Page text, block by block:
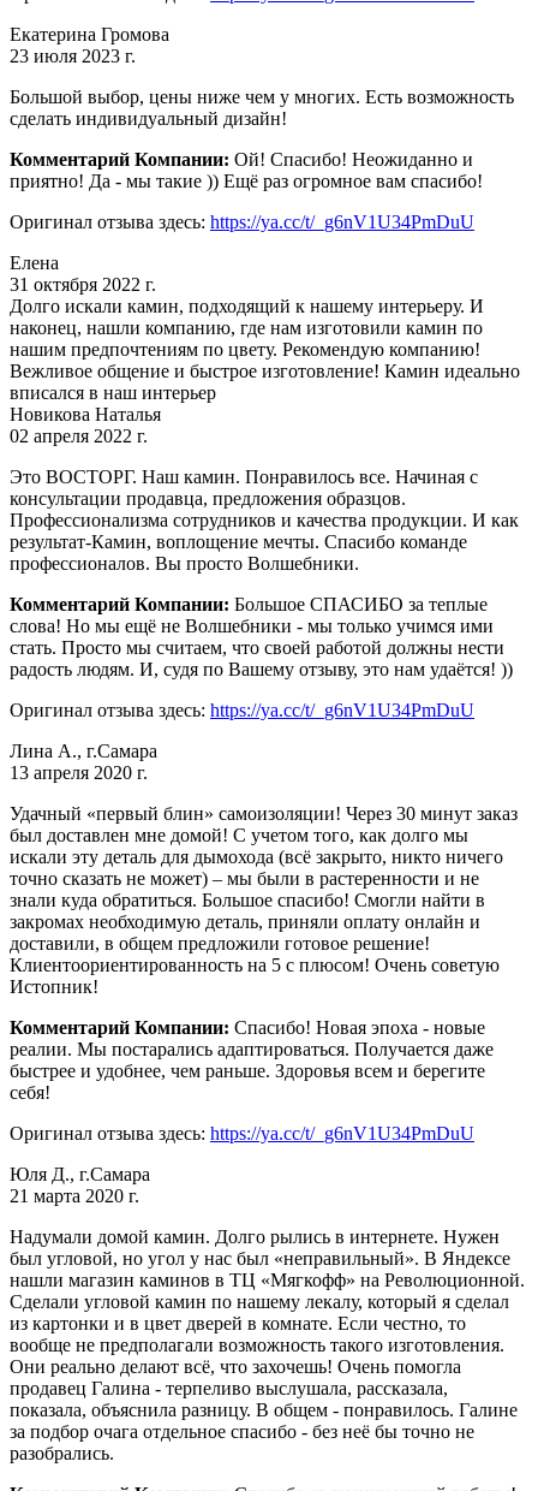
Екатерина Громова
23 июля 2023 г.
Большой выбор, цены ниже чем у многих. Есть возможность
сделать индивидуальный дизайн!
Комментарий Компании: Ой! Спасибо! Неожиданно и
приятно! Да - мы такие )) Ещё раз огромное вам спасибо!
Оригинал отзыва здесь: https://ya.cc/t/_g6nV1U34PmDuU
Елена
31 октября 2022 г.
Долго искали камин, подходящий к нашему интерьеру. И
наконец, нашли компанию, где нам изготовили камин по
нашим предпочтениям по цвету. Рекомендую компанию!
Вежливое общение и быстрое изготовление! Камин идеально
вписался в наш интерьер
Новикова Наталья
02 апреля 2022 г.
Это ВОСТОРГ. Наш камин. Понравилось все. Начиная с
консультации продавца, предложения образцов.
Профессионализма сотрудников и качества продукции. И как
результат-Камин, воплощение мечты. Спасибо команде
профессионалов. Вы просто Волшебники.
Комментарий Компании: Большое СПАСИБО за теплые
слова! Но мы ещё не Волшебники - мы только учимся ими
стать. Просто мы считаем, что своей работой должны нести
радость людям. И, судя по Вашему отзыву, это нам удаётся! ))
Оригинал отзыва здесь: https://ya.cc/t/_g6nV1U34PmDuU
Лина А., г.Самара
13 апреля 2020 г.
Удачный «первый блин» самоизоляции! Через 30 минут заказ
был доставлен мне домой! С учетом того, как долго мы
искали эту деталь для дымохода (всё закрыто, никто ничего
точно сказать не может) – мы были в растеренности и не
знали куда обратиться. Большое спасибо! Смогли найти в
закромах необходимую деталь, приняли оплату онлайн и
доставили, в общем предложили готовое решение!
Клиентоориентированность на 5 с плюсом! Очень советую
Истопник!
Комментарий Компании: Спасибо! Новая эпоха - новые
реалии. Мы постарались адаптироваться. Получается даже
быстрее и удобнее, чем раньше. Здоровья всем и берегите
себя!
Оригинал отзыва здесь: https://ya.cc/t/_g6nV1U34PmDuU
Юля Д., г.Самара
21 марта 2020 г.
Надумали домой камин. Долго рылись в интернете. Нужен
был угловой, но угол у нас был «неправильный». В Яндексе
нашли магазин каминов в ТЦ «Мягкофф» на Революционной.
Сделали угловой камин по нашему лекалу, который я сделал
из картонки и в цвет дверей в комнате. Если честно, то
вообще не предполагали возможность такого изготовления.
Они реально делают всё, что захочешь! Очень помогла
продавец Галина - терпеливо выслушала, рассказала,
показала, объяснила разницу. В общем - понравилось. Галине
за подбор очага отдельное спасибо - без неё бы точно не
разобрались.